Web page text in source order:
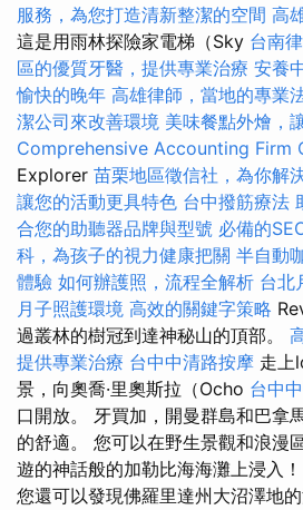
服務，為您打造清新整潔的空間 高
這是用雨林探險家電梯（Sky 台南
區的優質牙醫，提供專業治療 安養
愉快的晚年 高雄律師，當地的專業
潔公司來改善環境 美味餐點外燴，
Comprehensive Accounting Firm
Explorer 苗栗地區徵信社，為你解
讓您的活動更具特色 台中撥筋療法
合您的助聽器品牌與型號 必備的
科，為孩子的視力健康把關 半自動
體驗 如何辦護照，流程全解析 台北
月子照護環境 高效的關鍵字策略
過叢林的樹冠到達神秘山的頂部。
提供專業治療 台中中清路按摩 走上
景，向奧喬·里奧斯拉（Ocho 台中
口開放。 牙買加，開曼群島和巴拿
的舒適。 您可以在野生景觀和浪漫
遊的神話般的加勒比海海灘上浸入
您還可以發現佛羅里達州大沼澤地